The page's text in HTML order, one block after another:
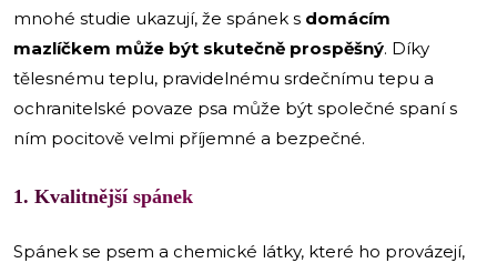
mnohé studie ukazují, že spánek s domácím
mazlíčkem může být skutečně prospěšný. Díky
tělesnému teplu, pravidelnému srdečnímu tepu a
ochranitelské povaze psa může být společné spaní s
ním pocitově velmi příjemné a bezpečné.
1. Kvalitnější spánek
Spánek se psem a chemické látky, které ho provázejí,